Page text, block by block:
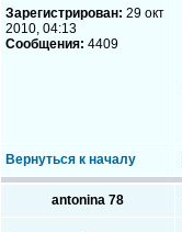
Зарегистрирован: 29 окт
2010, 04:13
Сообщения: 4409
Вернуться к началу
antonina 78